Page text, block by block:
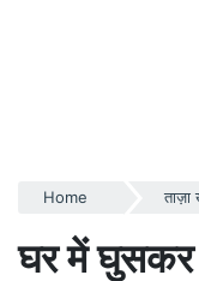
Home ताज़ा
घर में घुसकर